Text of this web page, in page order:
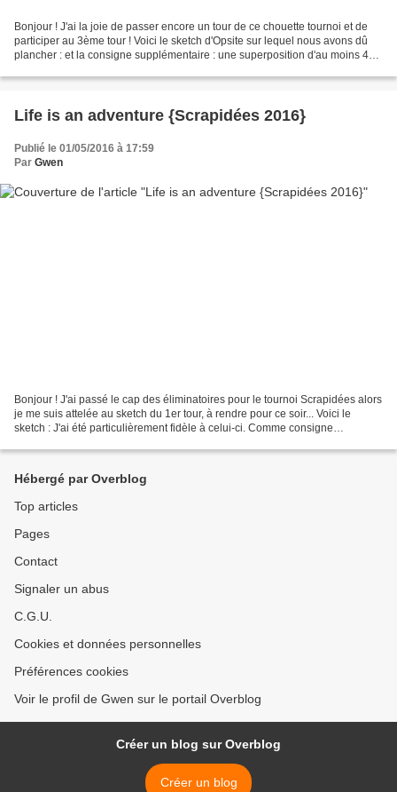
Bonjour ! J'ai la joie de passer encore un tour de ce chouette tournoi et de
participer au 3ème tour ! Voici le sketch d'Opsite sur lequel nous avons dû
plancher : et la consigne supplémentaire : une superposition d'au moins 4
Life is an adventure {Scrapidées 2016}
Publié le 01/05/2016 à 17:59
Par Gwen
Bonjour ! J'ai passé le cap des éliminatoires pour le tournoi Scrapidées alors
je me suis attelée au sketch du 1er tour, à rendre pour ce soir... Voici le
sketch : J'ai été particulièrement fidèle à celui-ci. Comme consigne
Hébergé par Overblog
Top articles
Pages
Contact
Signaler un abus
C.G.U.
Cookies et données personnelles
Préférences cookies
Voir le profil de Gwen sur le portail Overblog
Créer un blog sur Overblog
Créer un blog